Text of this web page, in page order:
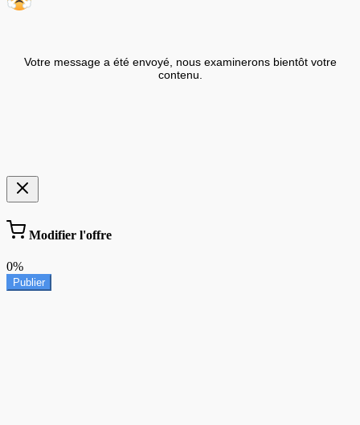
Votre message a été envoyé, nous examinerons bientôt votre
contenu.
Modifier l'offre
0%
Publier